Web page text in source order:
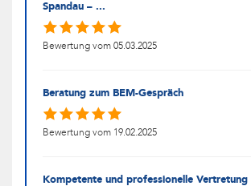
Spandau – ...
Bewertung vom 05.03.2025
Beratung zum BEM-Gespräch
Bewertung vom 19.02.2025
Kompetente und professionelle Vertretung